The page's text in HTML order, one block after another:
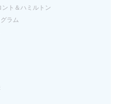
ト＆ハミルトン
ラム